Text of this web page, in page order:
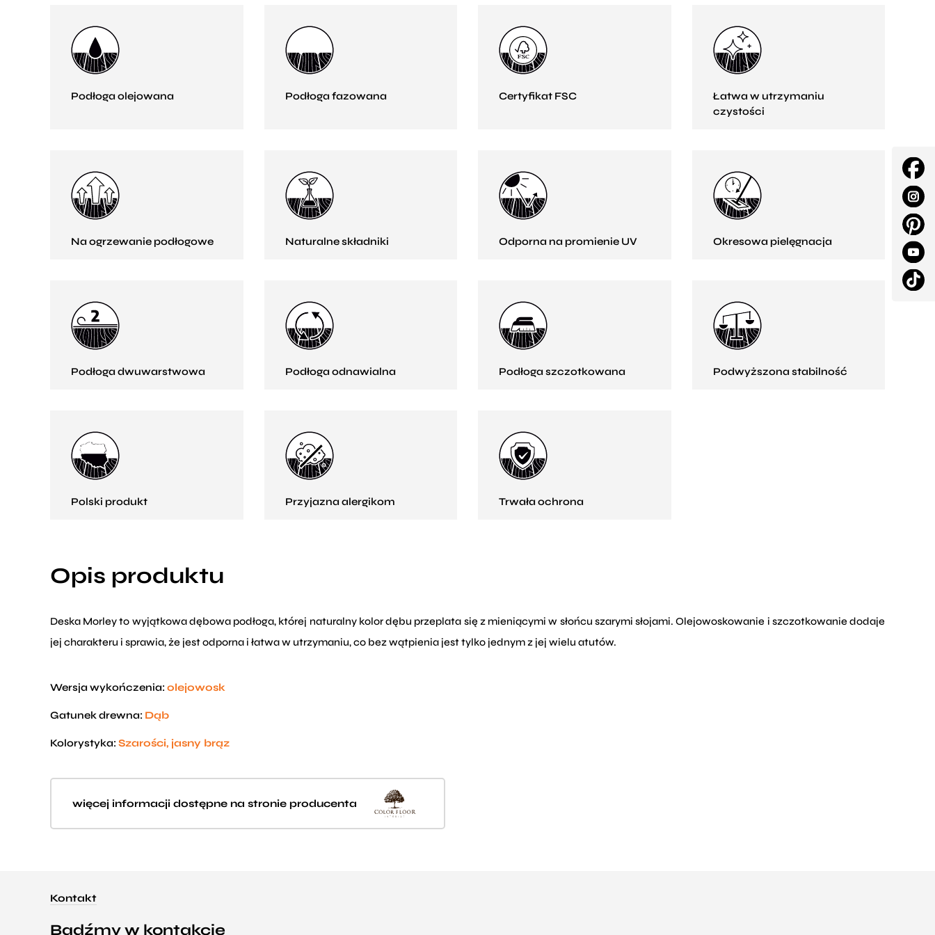
Podłoga olejowana Podłoga fazowana Certyfikat FSC
Łatwa w utrzymaniu
czystości
Na ogrzewanie podłogowe Naturalne składniki Odporna na promienie UV Okresowa pielęgnacja
Podłoga dwuwarstwowa Podłoga odnawialna Podłoga szczotkowana Podwyższona stabilność
Polski produkt Przyjazna alergikom Trwała ochrona
Opis produktu
Deska Morley to wyjątkowa dębowa podłoga, której naturalny kolor dębu przeplata się z mieniącymi w słońcu szarymi słojami. Olejowoskowanie i szczotkowanie dodaje
jej charakteru i sprawia, że jest odporna i łatwa w utrzymaniu, co bez wątpienia jest tylko jednym z jej wielu atutów.
Wersja wykończenia: olejowosk
Gatunek drewna: Dąb
Kolorystyka: Szarości, jasny brąz
więcej informacji dostępne na stronie producenta
Kontakt
Bądźmy w kontakcie